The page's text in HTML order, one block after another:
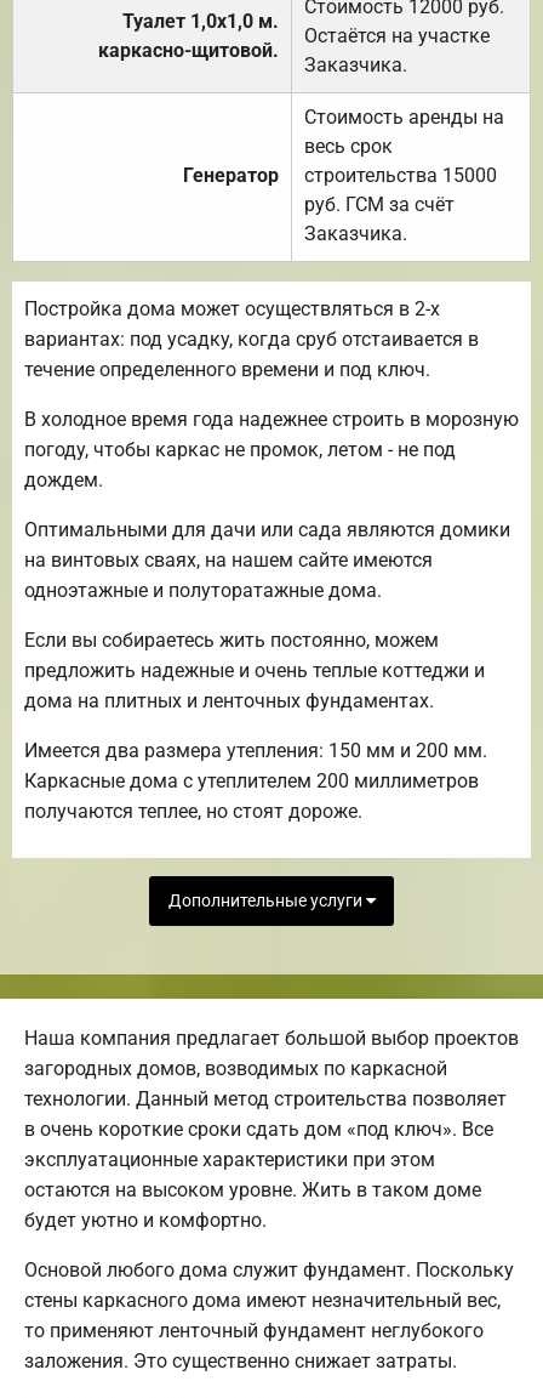
Туалет 1,0х1,0 м.
каркасно-щитовой.
Стоимость 12000 руб.
Остаётся на участке
Заказчика.
Генератор
Стоимость аренды на
весь срок
строительства 15000
руб. ГСМ за счёт
Заказчика.
Постройка дома может осуществляться в 2-х
вариантах: под усадку, когда сруб отстаивается в
течение определенного времени и под ключ.
В холодное время года надежнее строить в морозную
погоду, чтобы каркас не промок, летом - не под
дождем.
Оптимальными для дачи или сада являются домики
на винтовых сваях, на нашем сайте имеются
одноэтажные и полуторатажные дома.
Если вы собираетесь жить постоянно, можем
предложить надежные и очень теплые коттеджи и
дома на плитных и ленточных фундаментах.
Имеется два размера утепления: 150 мм и 200 мм.
Каркасные дома с утеплителем 200 миллиметров
получаются теплее, но стоят дороже.
Дополнительные услуги
Наша компания предлагает большой выбор проектов
загородных домов, возводимых по каркасной
технологии. Данный метод строительства позволяет
в очень короткие сроки сдать дом «под ключ». Все
эксплуатационные характеристики при этом
остаются на высоком уровне. Жить в таком доме
будет уютно и комфортно.
Основой любого дома служит фундамент. Поскольку
стены каркасного дома имеют незначительный вес,
то применяют ленточный фундамент неглубокого
заложения. Это существенно снижает затраты.